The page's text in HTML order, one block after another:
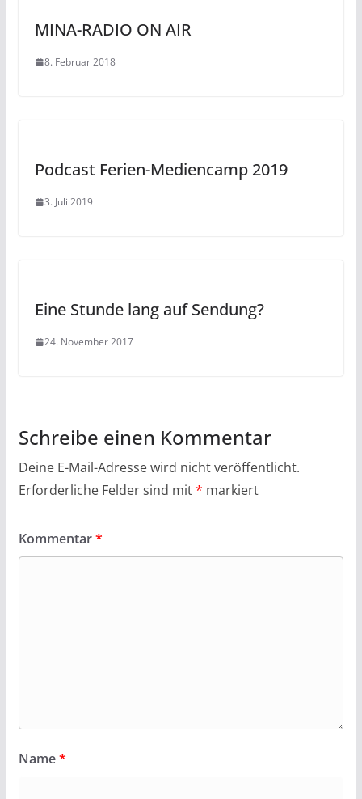
MINA-RADIO ON AIR
8. Februar 2018
Podcast Ferien-Mediencamp 2019
3. Juli 2019
Eine Stunde lang auf Sendung?
24. November 2017
Schreibe einen Kommentar
Deine E-Mail-Adresse wird nicht veröffentlicht.
Erforderliche Felder sind mit* markiert
Kommentar*
Name*